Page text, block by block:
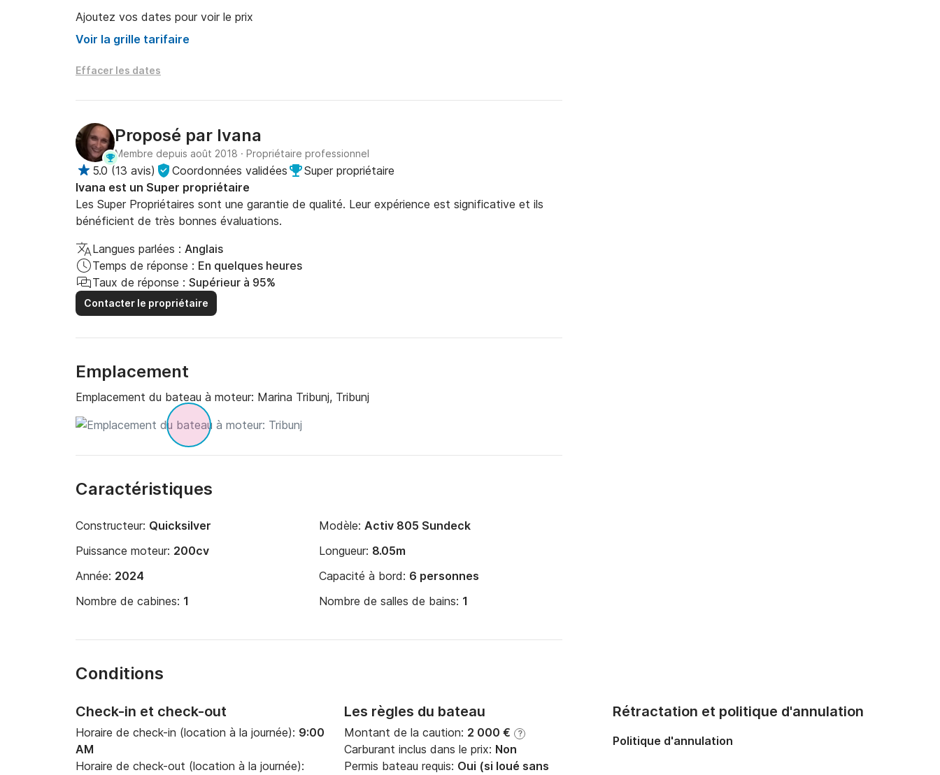
348 350 99 530 6a44f4334.
Ajoutez vos dates pour voir le prix
Voir la grille tarifaire
Effacer les dates
Proposé par Ivana
Membre depuis août 2018 · Propriétaire professionnel
5.0 (13 avis) Coordonnées validées
Super propriétaire
Ivana est un Super propriétaire
Les Super Propriétaires sont une garantie de qualité. Leur expérience est significative et ils
bénéficient de très bonnes évaluations.
Langues parlées : Anglais
Temps de réponse : En quelques heures
Taux de réponse : Supérieur à 95%
Contacter le propriétaire
Emplacement
Emplacement du bateau à moteur: Marina Tribunj, Tribunj
Caractéristiques
Constructeur: Quicksilver Modèle: Activ 805 Sundeck
Puissance moteur: 200cv Longueur: 8.05m
Année: 2024 Capacité à bord: 6 personnes
Nombre de cabines: 1 Nombre de salles de bains: 1
Conditions
Check-in et check-out
Horaire de check-in (location à la journée): 9:00
AM
Horaire de check-out (location à la journée):
Les règles du bateau
Montant de la caution: 2 000 € ?
Carburant inclus dans le prix: Non
Permis bateau requis: Oui (si loué sans
Rétractation et politique d'annulation
Politique d'annulation